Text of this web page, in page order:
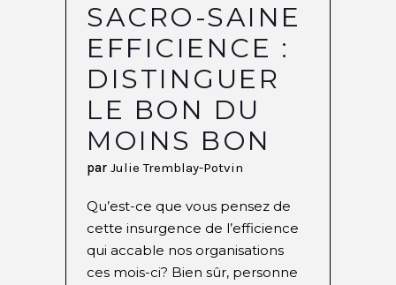
SACRO-SAINE
EFFICIENCE :
DISTINGUER
LE BON DU
MOINS BON
par Julie Tremblay-Potvin
Qu’est-ce que vous pensez de
cette insurgence de l’efficience
qui accable nos organisations
ces mois-ci? Bien sûr, personne